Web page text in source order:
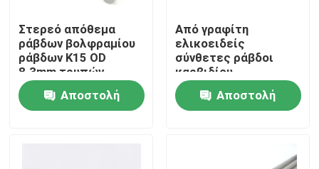
Σπίτι
Προϊόντα
Στερεό απόθεμα
ράβδων βολφραμίου
ράβδων K15 OD
8.3mm τρυπών
ψυκτικού μέσου
καρβιδίου
ελικοειδές
Αποστολή
Από γραφίτη
ελικοειδείς
σύνθετες ράβδοι
καρβιδίου
βολφραμίου ράβδων
K10 τρυπών
ψυκτικού μέσου
Αποστολή